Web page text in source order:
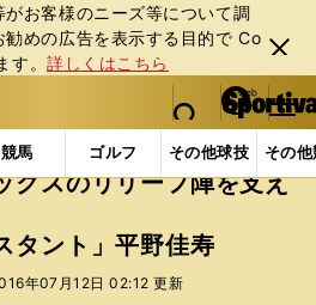
お客様のニーズ等について調
めの広告を表⽰する⽬的で Co
す。詳しくはこちら
閉じ
る
web Sportiva (webスポルティーバ)
検索
マイペ
ー
ジ
メニュ
競馬 ゴルフ その他球技 その
プロ野球 【プロ野球】オリックス
クスのリリーフ陣を支え
タント」平野佳寿
年07月12日 02:12 更新